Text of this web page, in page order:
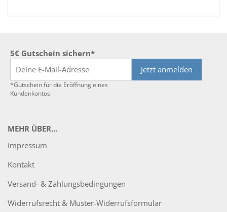
5€ Gutschein sichern*
Jetzt anmelden
*Gutschein für die Eröffnung eines
Kundenkontos
MEHR ÜBER...
Impressum
Kontakt
Versand- & Zahlungsbedingungen
Widerrufsrecht & Muster-Widerrufsformular